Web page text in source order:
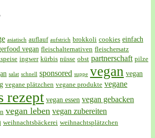
asiatisch auflauf aufstrich brokkoli cookies einfach
vegan fleischalternativen fleischersatz
ingwer kürbis nüsse obst partnerschaft pilze
salat schnell sponsored suppe vegan vegan
vegane plätzchen vegane produkte vegane
rezept vegan essen vegan gebacken
vegan leben vegan zubereiten
weihnachtsbäckerei weihnachtsplätzchen